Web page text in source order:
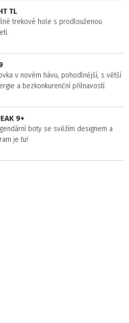
TL
trekové hole s prodlouženou
v novém hávu, pohodlnější, s větší
a bezkonkurenční přilnavostí.
9+
boty se svěžím designem a
je tu!